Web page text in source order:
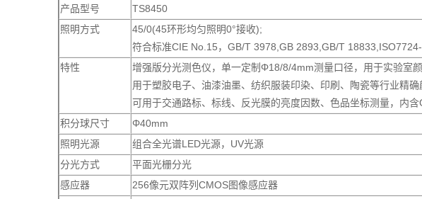
产品型号
TS8450
照明方式
45/0(45环形均匀照明0°接收);
符合标准CIE No.15，GB/T 3978,GB 2893,GB/T
特性
增强版分光测色仪，单一定制Φ18/8/4mm测量口径，用于实验室颜
用于塑胶电子、油漆油墨、纺织服装印染、印刷、陶瓷等行业精
可用于交通路标、标线、反光膜的亮度因数、色品坐标测量，内
积分球尺寸
Φ40mm
照明光源
组合全光谱LED光源，UV光源
分光方式
平面光栅分光
感应器
256像元双阵列CMOS图像感应器